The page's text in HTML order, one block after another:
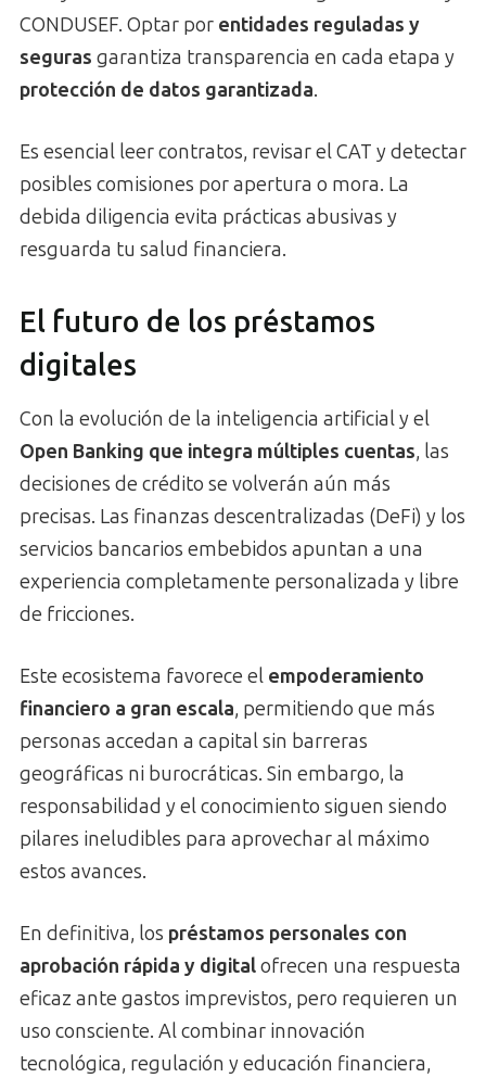
CONDUSEF. Optar por entidades reguladas y
seguras garantiza transparencia en cada etapa y
protección de datos garantizada.
Es esencial leer contratos, revisar el CAT y detectar
posibles comisiones por apertura o mora. La
debida diligencia evita prácticas abusivas y
resguarda tu salud financiera.
El futuro de los préstamos
digitales
Con la evolución de la inteligencia artificial y el
Open Banking que integra múltiples cuentas, las
decisiones de crédito se volverán aún más
precisas. Las finanzas descentralizadas (DeFi) y los
servicios bancarios embebidos apuntan a una
experiencia completamente personalizada y libre
de fricciones.
Este ecosistema favorece el empoderamiento
financiero a gran escala, permitiendo que más
personas accedan a capital sin barreras
geográficas ni burocráticas. Sin embargo, la
responsabilidad y el conocimiento siguen siendo
pilares ineludibles para aprovechar al máximo
estos avances.
En definitiva, los préstamos personales con
aprobación rápida y digitalofrecen una respuesta
eficaz ante gastos imprevistos, pero requieren un
uso consciente. Al combinar innovación
tecnológica, regulación y educación financiera,